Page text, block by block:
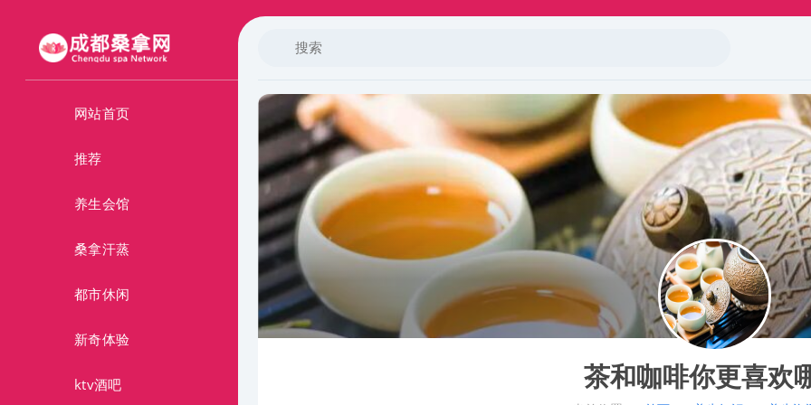
网站首页
推荐
养生会馆
桑拿汗蒸
都市休闲
新奇体验
ktv酒吧 茶和咖啡你更喜欢